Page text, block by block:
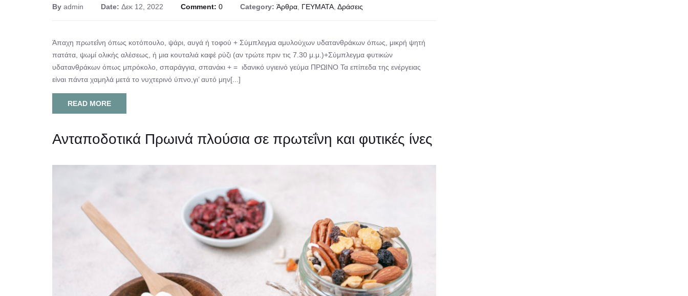
By admin Date: Δεκ 12, 2022 Comment: 0 Category: Άρθρα, ΓΕΥΜΑΤΑ, Δράσεις
Άπαχη πρωτεΐνη όπως κοτόπουλο, ψάρι, αυγά ή τοφού + Σύμπλεγμα αμυλούχων υδατανθράκων όπως, μικρή ψητή
πατάτα, ψωμί ολικής αλέσεως, ή μια κουταλιά καφέ ρύζι (αν τρώτε πριν τις 7.30 μ.μ.)+Σύμπλεγμα φυτικών
υδατανθράκων όπως μπρόκολο, σπαράγγια, σπανάκι + = ιδανικό υγιεινό γεύμα ΠΡΩΙΝΟ Τα επίπεδα της ενέργειας
είναι πάντα χαμηλά μετά το νυχτερινό ύπνο,γι’ αυτό μην[...]
READ MORE
Ανταποδοτικά Πρωινά πλούσια σε πρωτεΐνη και φυτικές ίνες